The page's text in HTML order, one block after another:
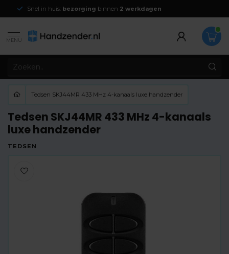
Snel in huis: bezorging binnen 2 werkdagen
MENU
Tedsen SKJ44MR 433 MHz 4-kanaals luxe handzender
Tedsen SKJ44MR 433 MHz 4-kanaals
luxe handzender
TEDSEN